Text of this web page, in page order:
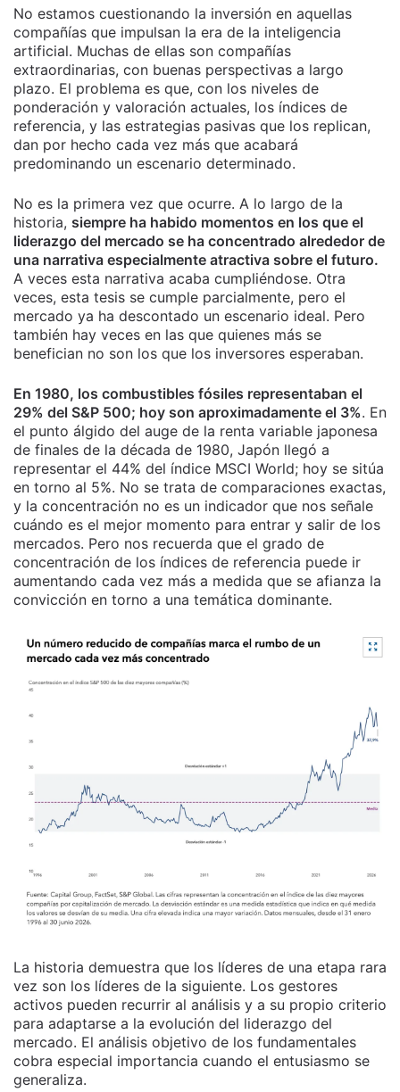
No estamos cuestionando la inversión en aquellas
compañías que impulsan la era de la inteligencia
artificial. Muchas de ellas son compañías
extraordinarias, con buenas perspectivas a largo
plazo. El problema es que, con los niveles de
ponderación y valoración actuales, los índices de
referencia, y las estrategias pasivas que los replican,
dan por hecho cada vez más que acabará
predominando un escenario determinado.
No es la primera vez que ocurre. A lo largo de la
historia, siempre ha habido momentos en los que el
liderazgo del mercado se ha concentrado alrededor de
una narrativa especialmente atractiva sobre el futuro.
A veces esta narrativa acaba cumpliéndose. Otra
veces, esta tesis se cumple parcialmente, pero el
mercado ya ha descontado un escenario ideal. Pero
también hay veces en las que quienes más se
benefician no son los que los inversores esperaban.
En 1980, los combustibles fósiles representaban el
29% del S&P 500; hoy son aproximadamente el 3%. En
el punto álgido del auge de la renta variable japonesa
de finales de la década de 1980, Japón llegó a
representar el 44% del índice MSCI World; hoy se sitúa
en torno al 5%. No se trata de comparaciones exactas,
y la concentración no es un indicador que nos señale
cuándo es el mejor momento para entrar y salir de los
mercados. Pero nos recuerda que el grado de
concentración de los índices de referencia puede ir
aumentando cada vez más a medida que se afianza la
convicción en torno a una temática dominante.
La historia demuestra que los líderes de una etapa rara
vez son los líderes de la siguiente. Los gestores
activos pueden recurrir al análisis y a su propio criterio
para adaptarse a la evolución del liderazgo del
mercado. El análisis objetivo de los fundamentales
cobra especial importancia cuando el entusiasmo se
generaliza.